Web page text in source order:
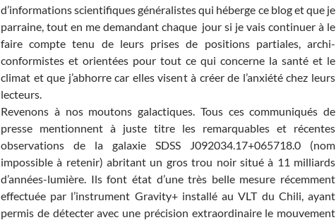
d’informations scientifiques généralistes qui héberge ce blog et que je
parraine, tout en me demandant chaque jour si je vais continuer à le
faire compte tenu de leurs prises de positions partiales, archi-
conformistes et orientées pour tout ce qui concerne la santé et le
climat et que j’abhorre car elles visent à créer de l’anxiété chez leurs
lecteurs.
Revenons à nos moutons galactiques. Tous ces communiqués de
presse mentionnent à juste titre les remarquables et récentes
observations de la galaxie SDSS J092034.17+065718.0 (nom
impossible à retenir) abritant un gros trou noir situé à 11 milliards
d’années-lumière. Ils font état d’une très belle mesure récemment
effectuée par l’instrument Gravity+ installé au VLT du Chili, ayant
permis de détecter avec une précision extraordinaire le mouvement